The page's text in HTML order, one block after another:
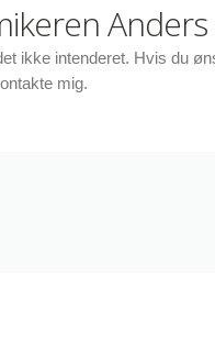
ikke intenderet. Hvis du
mig.